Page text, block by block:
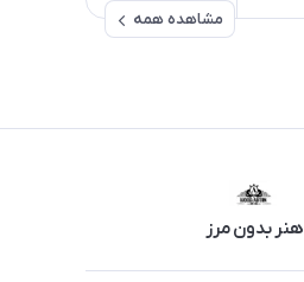
مشاهده همه
هنر بدون مرز